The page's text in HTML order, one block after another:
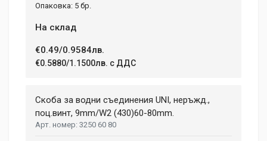
5 бр.
На склад
€0.49/0.9584лв.
€0.5880/1.1500лв. с ДДС
Скоба за водни съединения UNI, неръжд.,
поц.винт, 9mm/W2 (430)60-80mm.
3250 60 80